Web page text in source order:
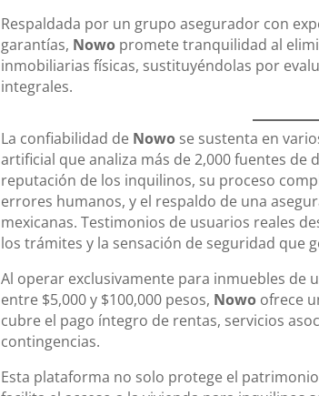
Respaldada por un grupo asegurador con
garantías, Nowo promete tranquilidad al
inmobiliarias físicas, sustituyéndolas por
integrales.
La confiabilidad de Nowo se sustenta en
artificial que analiza más de 2,000 fuentes de
reputación de los inquilinos, su proceso
errores humanos, y el respaldo de una
mexicanas. Testimonios de usuarios reales
los trámites y la sensación de seguridad que
Al operar exclusivamente para inmuebles de
entre $5,000 y $100,000 pesos, Nowo ofrece
cubre el pago íntegro de rentas, servicios
contingencias.
Esta plataforma no solo protege el